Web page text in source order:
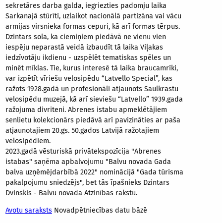
sekretāres darba galda, iegriezties padomju laika
Sarkanajā stūrītī, uzlaikot nacionālā partizāna vai vācu
armijas virsnieka formas cepuri, kā arī formas tērpus.
Dzintars sola, ka ciemiņiem piedāvā ne vienu vien
iespēju neparastā veidā izbaudīt tā laika Viļakas
iedzīvotāju ikdienu - uzspēlēt tematiskas spēles un
minēt mīklas. Tie, kurus interesē tā laika braucamrīki,
var izpētīt vīriešu velosipēdu “Latvello Special”, kas
ražots 1928.gadā un profesionāli atjaunots Saulkrastu
velosipēdu muzejā, kā arī sieviešu “Latvello” 1939.gada
ražojuma divriteni. Abrenes istabu apmeklētājiem
senlietu kolekcionārs piedāvā arī pavizināties ar paša
atjaunotajiem 20.gs. 50.gados Latvijā ražotajiem
velosipēdiem.
2023.gadā vēsturiskā privātekspozīcija "Abrenes
istabas" saņēma apbalvojumu "Balvu novada Gada
balva uzņēmējdarbībā 2022" nominācijā "Gada tūrisma
pakalpojumu sniedzējs", bet tās īpašnieks Dzintars
Dvinskis - Balvu novada Atzinības rakstu.
Avotu saraksts Novadpētniecības datu bāzē